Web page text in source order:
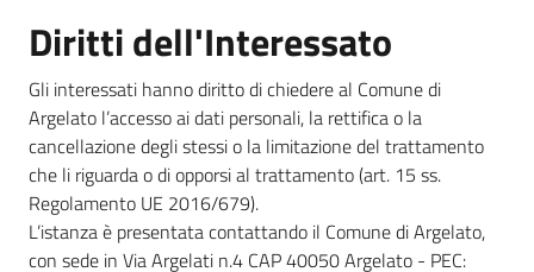
Diritti dell'Interessato
Gli interessati hanno diritto di chiedere al Comune di
Argelato l’accesso ai dati personali, la rettifica o la
cancellazione degli stessi o la limitazione del trattamento
che li riguarda o di opporsi al trattamento (art. 15 ss.
Regolamento UE 2016/679).
L’istanza è presentata contattando il Comune di Argelato,
con sede in Via Argelati n.4 CAP 40050 Argelato - PEC: